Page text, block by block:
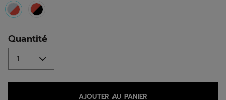
selected
Quantité
AJOUTER AU PANIER